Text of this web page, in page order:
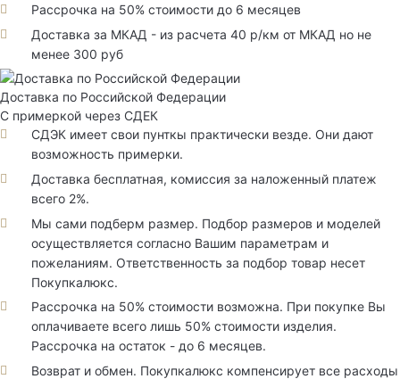
Рассрочка на 50% стоимости до 6 месяцев
Доставка за МКАД - из расчета 40 р/км от МКАД но не
менее 300 руб
Доставка по Российской Федерации
С примеркой через СДЕК
СДЭК имеет свои пунткы практически везде. Они дают
возможность примерки.
Доставка бесплатная, комиссия за наложенный платеж
всего 2%.
Мы сами подберм размер. Подбор размеров и моделей
осуществляется согласно Вашим параметрам и
пожеланиям. Ответственность за подбор товар несет
Покупкалюкс.
Рассрочка на 50% стоимости возможна. При покупке Вы
оплачиваете всего лишь 50% стоимости изделия.
Рассрочка на остаток - до 6 месяцев.
Возврат и обмен. Покупкалюкс компенсирует все расходы